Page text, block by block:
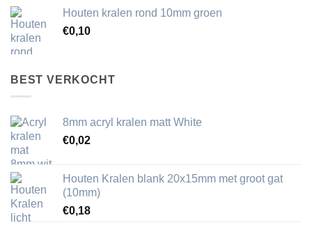
Houten kralen rond 10mm groen
€0,10
BEST VERKOCHT
8mm acryl kralen matt White
€0,02
Houten Kralen blank 20x15mm met groot gat
(10mm)
€0,18